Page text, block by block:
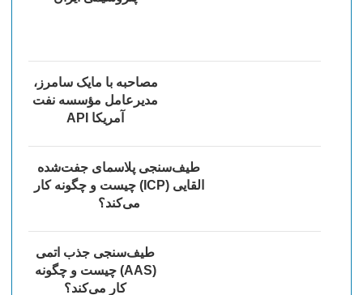
مصاحبه با مایک سامرز،
مدیرعامل مؤسسه نفت
آمریکا API
طیف‌سنجی پلاسمای جفت‌شده
القایی (ICP) چیست و چگونه کار
می‌کند؟
طیف‌سنجی جذب اتمی
(AAS) چیست و چگونه
کار می‌کند؟